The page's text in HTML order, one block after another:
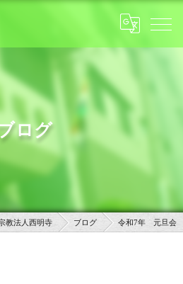
ログ
教法人西明寺 ブログ 令和7年 元旦会